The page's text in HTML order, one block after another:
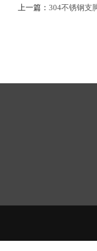
上一篇： 304不锈钢支